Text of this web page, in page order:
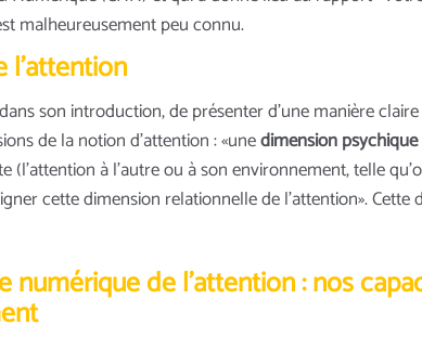
malheureusement peu connu.
l’attention
son introduction, de présenter d’une manière
de la notion d’attention : «unedimension
(l’attention à l’autre ou à son environnement, telle
cette dimension relationnelle de l’attention».
numérique de l’attention :nos